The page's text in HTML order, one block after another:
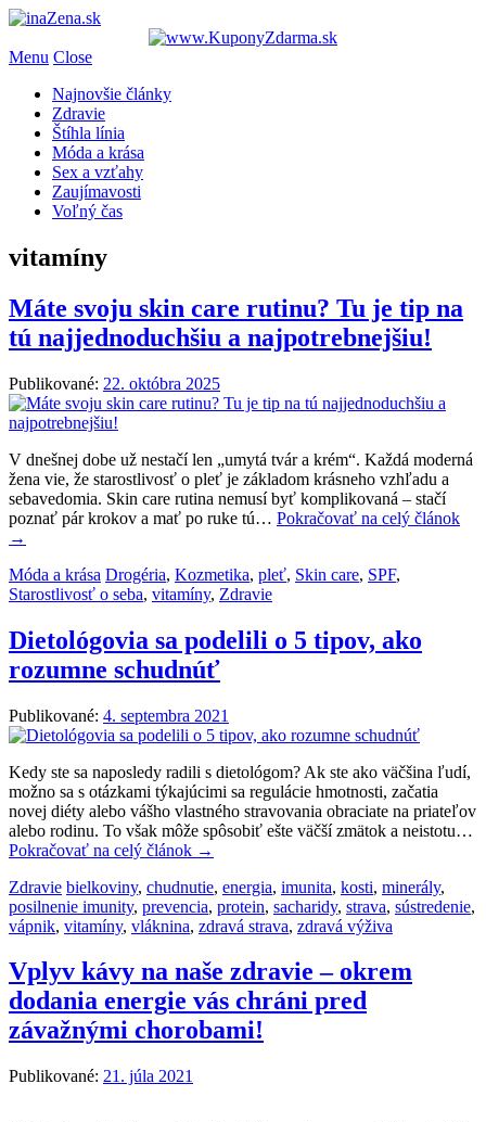
Menu Close
Najnovšie články
Zdravie
Štíhla línia
Móda a krása
Sex a vzťahy
Zaujímavosti
Voľný čas
vitamíny
Máte svoju skin care rutinu? Tu je tip na
tú najjednoduchšiu a najpotrebnejšiu!
Publikované: 22. októbra 2025
V dnešnej dobe už nestačí len „umytá tvár a krém“. Každá moderná
žena vie, že starostlivosť o pleť je základom krásneho vzhľadu a
sebavedomia. Skin care rutina nemusí byť komplikovaná – stačí
poznať pár krokov a mať po ruke tú… Pokračovať na celý článok
→
Móda a krása Drogéria, Kozmetika, pleť, Skin care, SPF,
Starostlivosť o seba, vitamíny, Zdravie
Dietológovia sa podelili o 5 tipov, ako
rozumne schudnúť
Publikované: 4. septembra 2021
Kedy ste sa naposledy radili s dietológom? Ak ste ako väčšina ľudí,
možno sa s otázkami týkajúcimi sa regulácie hmotnosti, začatia
novej diéty alebo vášho vlastného stravovania obraciate na priateľov
alebo rodinu. To však môže spôsobiť ešte väčší zmätok a neistotu…
Pokračovať na celý článok →
Zdravie bielkoviny, chudnutie, energia, imunita, kosti, minerály,
posilnenie imunity, prevencia, protein, sacharidy, strava, sústredenie,
vápnik, vitamíny, vláknina, zdravá strava, zdravá výživa
Vplyv kávy na naše zdravie – okrem
dodania energie vás chráni pred
závažnými chorobami!
Publikované: 21. júla 2021